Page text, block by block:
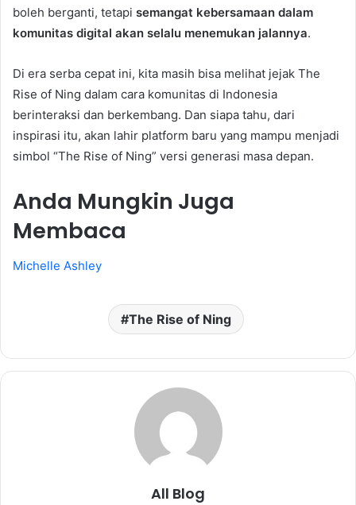
boleh berganti, tetapi semangat kebersamaan dalam
komunitas digital akan selalu menemukan jalannya.
Di era serba cepat ini, kita masih bisa melihat jejak The
Rise of Ning dalam cara komunitas di Indonesia
berinteraksi dan berkembang. Dan siapa tahu, dari
inspirasi itu, akan lahir platform baru yang mampu menjadi
simbol “The Rise of Ning” versi generasi masa depan.
Anda Mungkin Juga
Membaca
Michelle Ashley
The Rise of Ning
All Blog